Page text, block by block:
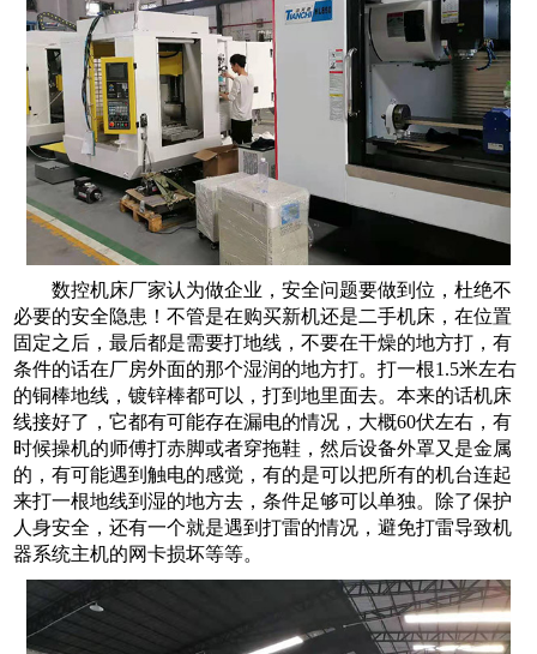
数控机床厂家认为做企业，安全问题要做到位，杜绝不
必要的安全隐患！不管是在购买新机还是二手机床，在位置
固定之后，最后都是需要打地线，不要在干燥的地方打，有
条件的话在厂房外面的那个湿润的地方打。打一根1.5米左右
的铜棒地线，镀锌棒都可以，打到地里面去。本来的话机床
线接好了，它都有可能存在漏电的情况，大概60伏左右，有
时候操机的师傅打赤脚或者穿拖鞋，然后设备外罩又是金属
的，有可能遇到触电的感觉，有的是可以把所有的机台连起
来打一根地线到湿的地方去，条件足够可以单独。除了保护
人身安全，还有一个就是遇到打雷的情况，避免打雷导致机
器系统主机的网卡损坏等等。